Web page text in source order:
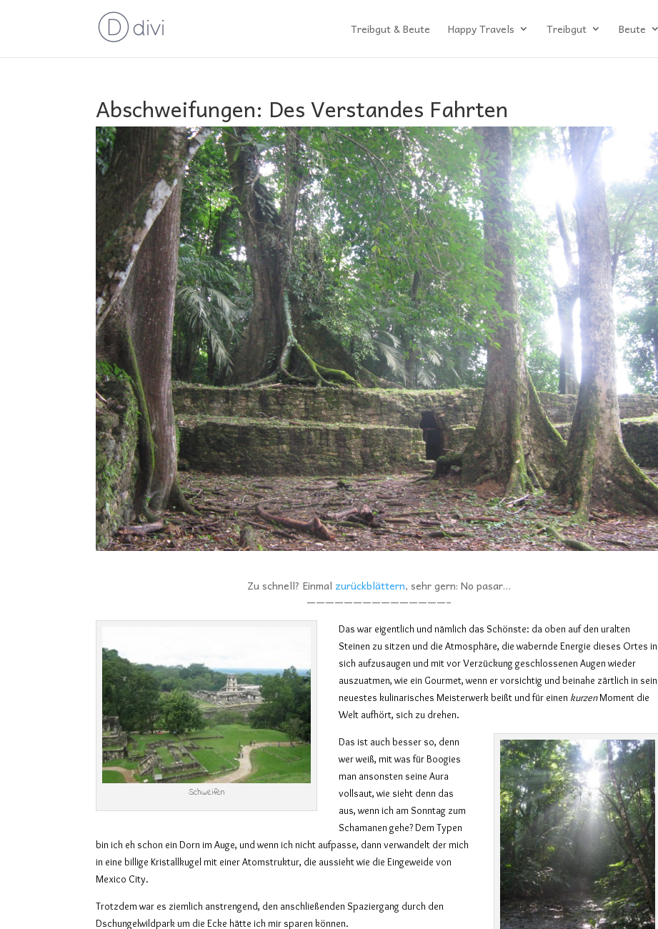
Treibgut & Beute Happy Travels Treibgut Beute
Abschweifungen: Des Verstandes Fahrten
Zu schnell? Einmal zurückblättern, sehr gern: No pasar…
———————————————–
Schweifen
Das war eigentlich und nämlich das Schönste: da oben auf den uralten
Steinen zu sitzen und die Atmosphäre, die wabernde Energie dieses Ortes in
sich aufzusaugen und mit vor Verzückung geschlossenen Augen wieder
auszuatmen, wie ein Gourmet, wenn er vorsichtig und beinahe zärtlich in sein
neuestes kulinarisches Meisterwerk beißt und für einen kurzenMoment die
Welt aufhört, sich zu drehen.
Das ist auch besser so, denn
wer weiß, mit was für Boogies
man ansonsten seine Aura
vollsaut, wie sieht denn das
aus, wenn ich am Sonntag zum
Schamanen gehe? Dem Typen
bin ich eh schon ein Dorn im Auge, und wenn ich nicht aufpasse, dann verwandelt der mich
in eine billige Kristallkugel mit einer Atomstruktur, die aussieht wie die Eingeweide von
Mexico City.
Trotzdem war es ziemlich anstrengend, den anschließenden Spaziergang durch den
Dschungelwildpark um die Ecke hätte ich mir sparen können.